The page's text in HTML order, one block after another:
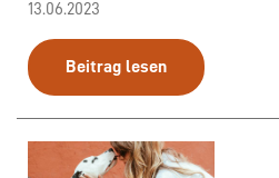
13.06.2023
Beitrag lesen